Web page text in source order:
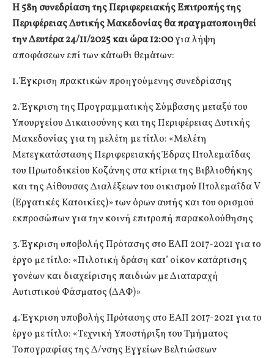
Η 58η συνεδρίαση της Περιφερειακής Επιτροπής της
Περιφέρειας Δυτικής Μακεδονίας θα πραγματοποιηθεί
την Δευτέρα 24/11/2025 και ώρα 12:00για λήψη
αποφάσεων επί των κάτωθι θεμάτων:
1. Έγκριση πρακτικών προηγούμενης συνεδρίασης
2. Έγκριση της Προγραμματικής Σύμβασης μεταξύ του
Υπουργείου Δικαιοσύνης και της Περιφέρειας Δυτικής
Μακεδονίας για τη μελέτη με τίτλο: «Μελέτη
Μετεγκατάστασης Περιφερειακής Έδρας Πτολεμαΐδας
του Πρωτοδικείου Κοζάνης στα κτίρια της Βιβλιοθήκης
και της Αίθουσας Διαλέξεων του οικισμού Πτολεμαΐδα V
(Εργατικές Κατοικίες)» των όρων αυτής και του ορισμού
εκπροσώπων για την κοινή επιτροπή παρακολούθησης
3. Έγκριση υποβολής Πρότασης στο ΕΑΠ 2017-2021 για το
έργο με τίτλο: «Πιλοτική δράση κατ’ οίκον κατάρτισης
γονέων και διαχείρισης παιδιών με Διαταραχή
Αυτιστικού Φάσματος (ΔΑΦ)»
4. Έγκριση υποβολής Πρότασης στο ΕΑΠ 2017-2021 για το
έργο με τίτλο: «Τεχνική Υποστήριξη του Τμήματος
Τοπογραφίας της Δ/νσης Εγγείων Βελτιώσεων